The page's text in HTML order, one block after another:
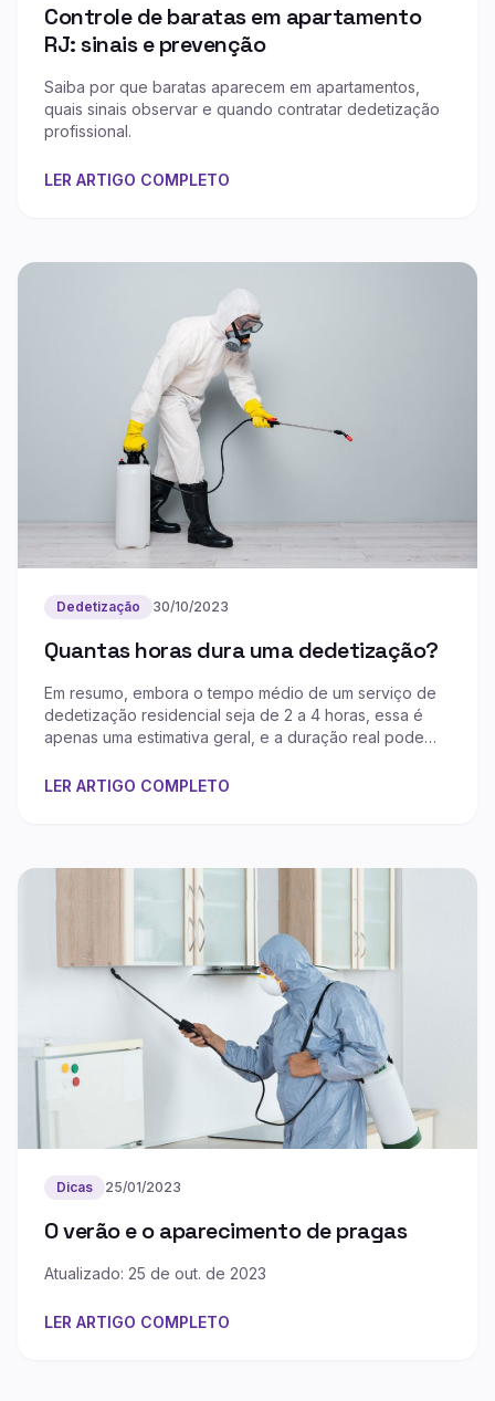
Controle de baratas em apartamento
RJ: sinais e prevenção
Saiba por que baratas aparecem em apartamentos,
quais sinais observar e quando contratar dedetização
profissional.
LER ARTIGO COMPLETO
Dedetização 30/10/2023
Quantas horas dura uma dedetização?
Em resumo, embora o tempo médio de um serviço de
dedetização residencial seja de 2 a 4 horas, essa é
apenas uma estimativa geral, e a duração real pode
LER ARTIGO COMPLETO
Dicas 25/01/2023
O verão e o aparecimento de pragas
Atualizado: 25 de out. de 2023
LER ARTIGO COMPLETO